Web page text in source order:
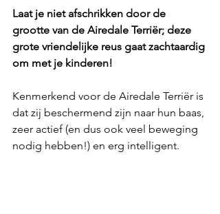
Laat je niet afschrikken door de
grootte van de Airedale Terriër; deze
grote vriendelijke reus gaat zachtaardig
om met je kinderen!
Kenmerkend voor de Airedale Terriër is
dat zij beschermend zijn naar hun baas,
zeer actief (en dus ook veel beweging
nodig hebben!) en erg intelligent.